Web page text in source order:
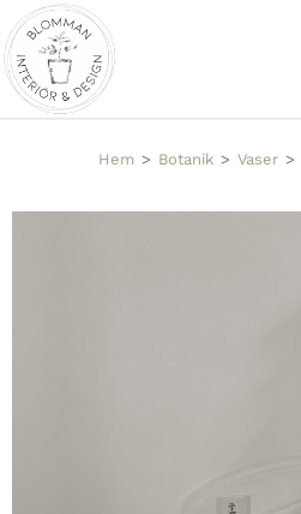
Hem > Botanik > Vaser >